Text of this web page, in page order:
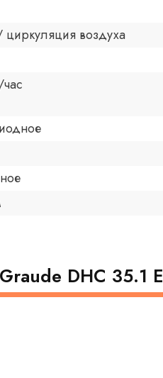
циркуляция воздуха
DHC 35.1 E